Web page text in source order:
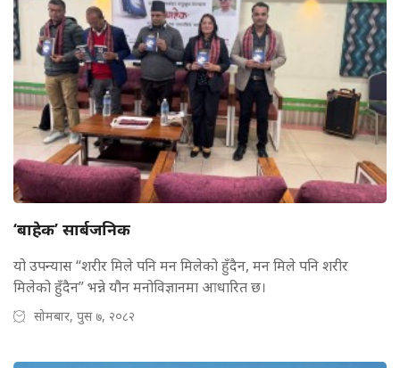
‘बाहेक’ सार्बजनिक
यो उपन्यास “शरीर मिले पनि मन मिलेको हुँदैन, मन मिले पनि शरीर
मिलेको हुँदैन” भन्ने यौन मनोविज्ञानमा आधारित छ।
सोमबार, पुस ७, २०८२